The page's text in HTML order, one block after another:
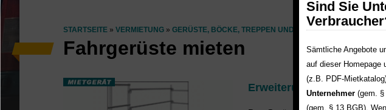
STARTSEITE VERMIETUNG GERÜSTE, BÖCKE, TREPPEN UND LEITERN
Fahrgerüste mieten
Erweiterungsteile/
Sind Sie
Sämtliche Angebote
auf dieser Homepage
(z.B. PDF-
Unternehmer (gem. §
(gem. § 13 BGB).